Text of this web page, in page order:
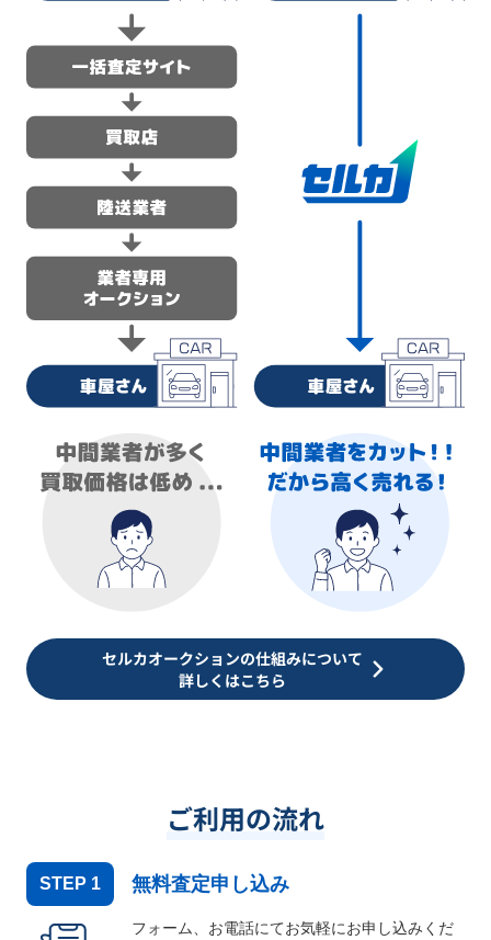
セルカオークションの仕組みについて
詳しくはこちら
ご利用の流れ
STEP 1 無料査定申し込み
フォーム、お電話にてお気軽にお申し込みくだ